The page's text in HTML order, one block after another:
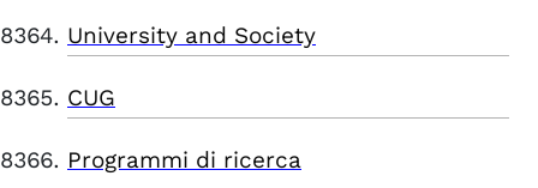
University and Society
CUG
Programmi di ricerca